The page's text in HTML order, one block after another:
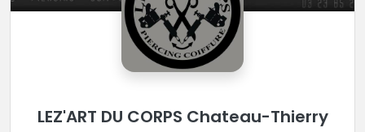
LEZ'ART DU CORPS Chateau-Thierry